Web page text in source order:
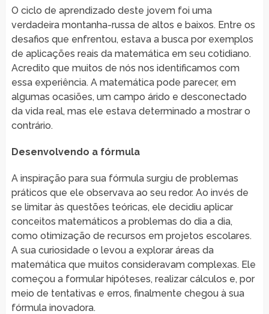
O ciclo de aprendizado deste jovem foi uma
verdadeira montanha-russa de altos e baixos. Entre os
desafios que enfrentou, estava a busca por exemplos
de aplicações reais da matemática em seu cotidiano.
Acredito que muitos de nós nos identificamos com
essa experiência. A matemática pode parecer, em
algumas ocasiões, um campo árido e desconectado
da vida real, mas ele estava determinado a mostrar o
contrário.
Desenvolvendo a fórmula
A inspiração para sua fórmula surgiu de problemas
práticos que ele observava ao seu redor. Ao invés de
se limitar às questões teóricas, ele decidiu aplicar
conceitos matemáticos a problemas do dia a dia,
como otimização de recursos em projetos escolares.
A sua curiosidade o levou a explorar áreas da
matemática que muitos consideravam complexas. Ele
começou a formular hipóteses, realizar cálculos e, por
meio de tentativas e erros, finalmente chegou à sua
fórmula inovadora.